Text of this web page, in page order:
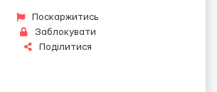
Поскаржитись
Заблокувати
Поділитися